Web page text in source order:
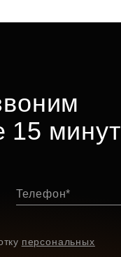
15 минут
Телефон
персональных